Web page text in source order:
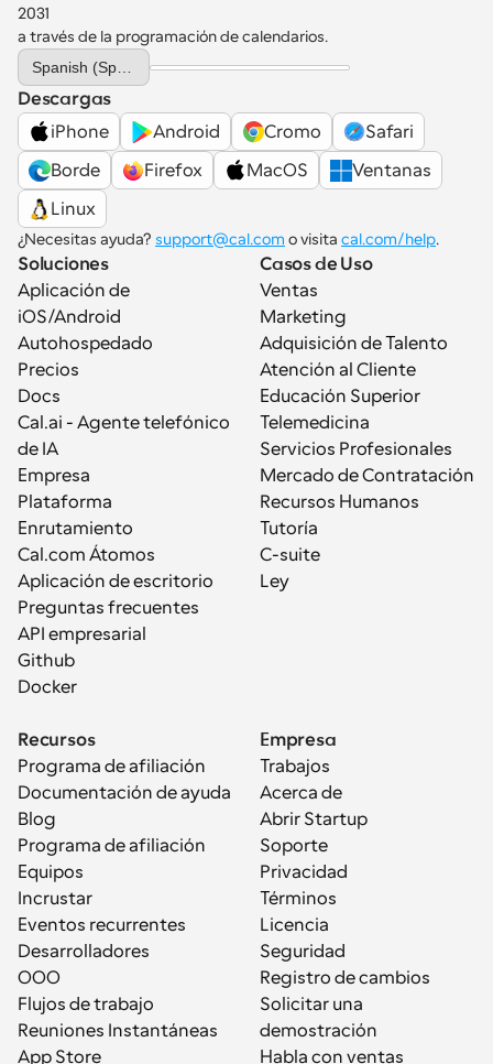
2031
a través de la programación de calendarios.
Select Language
Descargas
iPhone
Android Cromo
Safari
Borde
Firefox MacOS
Ventanas
Linux
¿Necesitas ayuda? support@cal.com o visita cal.com/help.
Soluciones
Aplicación de
iOS/Android
Autohospedado
Precios
Docs
Cal.ai - Agente telefónico
de IA
Empresa
Plataforma
Enrutamiento
Cal.com Átomos
Aplicación de escritorio
Preguntas frecuentes
API empresarial
Github
Docker
Casos de Uso
Ventas
Marketing
Adquisición de Talento
Atención al Cliente
Educación Superior
Telemedicina
Servicios Profesionales
Mercado de Contratación
Recursos Humanos
Tutoría
C-suite
Ley
Recursos
Programa de afiliación
Documentación de ayuda
Blog
Programa de afiliación
Equipos
Incrustar
Eventos recurrentes
Desarrolladores
OOO
Flujos de trabajo
Reuniones Instantáneas
App Store
Empresa
Trabajos
Acerca de
Abrir Startup
Soporte
Privacidad
Términos
Licencia
Seguridad
Registro de cambios
Solicitar una
demostración
Habla con ventas